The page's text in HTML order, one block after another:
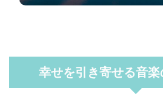
幸せを引き寄せる音楽